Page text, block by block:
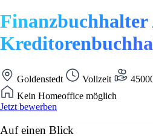
Finanzbuchhalter
Goldenstedt Vollzeit
Kein Homeoffice möglich
Jetzt bewerben
Auf einen Blick